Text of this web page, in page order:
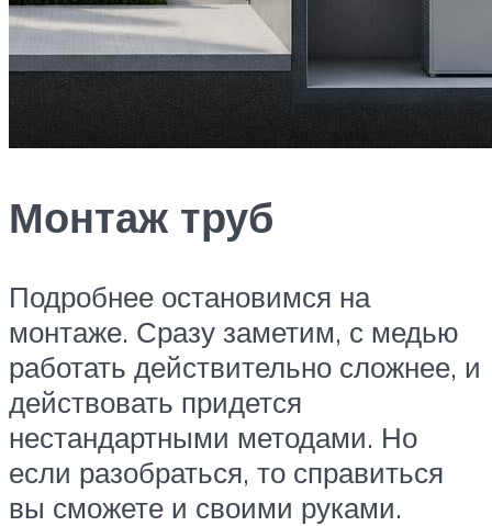
Монтаж труб
Подробнее остановимся на
монтаже. Сразу заметим, с медью
работать действительно сложнее, и
действовать придется
нестандартными методами. Но
если разобраться, то справиться
вы сможете и своими руками.